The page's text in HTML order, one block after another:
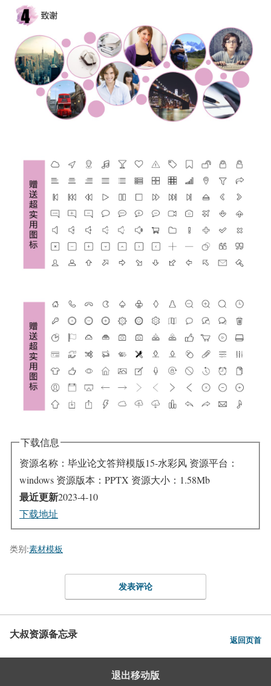
下载信息
资源名称：毕业论文答辩模版15-水彩风 资源平台：
windows 资源版本：PPTX 资源大小：1.58Mb
最近更新2023-4-10
下载地址
类别:素材模板
发表评论
大叔资源备忘录 返回页首
退出移动版